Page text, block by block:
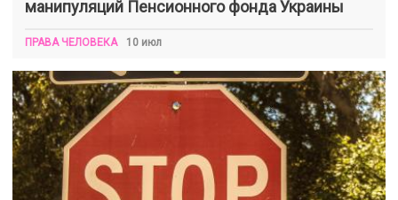
манипуляций Пенсионного фонда Украины
ПРАВА ЧЕЛОВЕКА 10 июл